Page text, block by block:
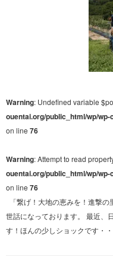
Warning: Undefined variable
ouentai.org/public_html/wp/
on line 76
Warning: Attempt to read
ouentai.org/public_html/wp/
on line 76
「繋げ！大地の恵みを！進撃
世話になっております。 最近、
す！ほんの少しショックです・